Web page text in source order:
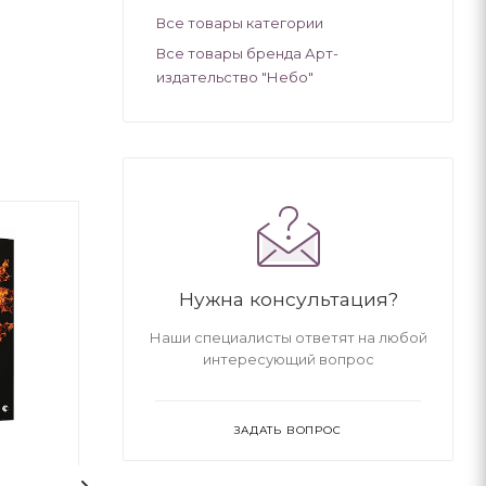
Все товары категории
Все товары бренда Арт-
издательство "Небо"
Нужна консультация?
Наши специалисты ответят на любой
интересующий вопрос
ЗАДАТЬ ВОПРОС